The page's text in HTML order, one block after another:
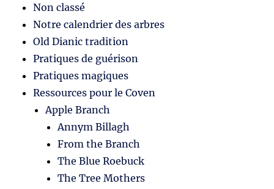
Non classé
Notre calendrier des arbres
Old Dianic tradition
Pratiques de guérison
Pratiques magiques
Ressources pour le Coven
Apple Branch
Annym Billagh
From the Branch
The Blue Roebuck
The Tree Mothers